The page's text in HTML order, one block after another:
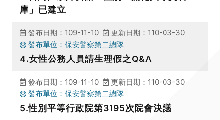
庫」已建立
發布日期：109-11-10
更新日期：110-03-30
發布單位：保安警察第二總隊
4.女性公務人員請生理假之Q&A
發布日期：109-11-10
更新日期：110-03-30
發布單位：保安警察第二總隊
5.性別平等行政院第3195次院會決議